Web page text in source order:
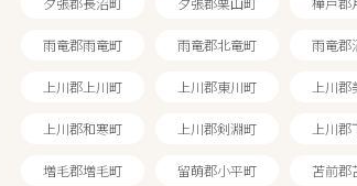
雨竜郡雨竜町 雨竜郡北竜町 雨竜郡
上川郡上川町 上川郡東川町 上川
上川郡和寒町 上川郡剣淵町 上川
増毛郡増毛町 留萌郡小平町 苫前郡